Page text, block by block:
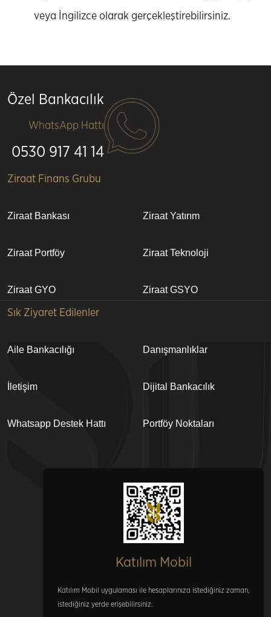
veya İngilizce olarak gerçekleştirebilirsiniz.
Özel Bankacılık
WhatsApp Hattı
0530 917 41 14
Alt
Ziraat Finans Grubu
Ziraat Bankası Ziraat Yatırım
Ziraat Portföy Ziraat Teknoloji
Ziraat GYO Ziraat GSYO
Sık Ziyaret Edilenler
Aile Bankacılığı Danışmanlıklar
İletişim Dijital Bankacılık
Whatsapp Destek Hattı Portföy Noktaları
Katılım Mobil
Katılım Mobil uygulaması ile hesaplarınıza istediğiniz zaman,
istediğiniz yerde erişebilirsiniz.